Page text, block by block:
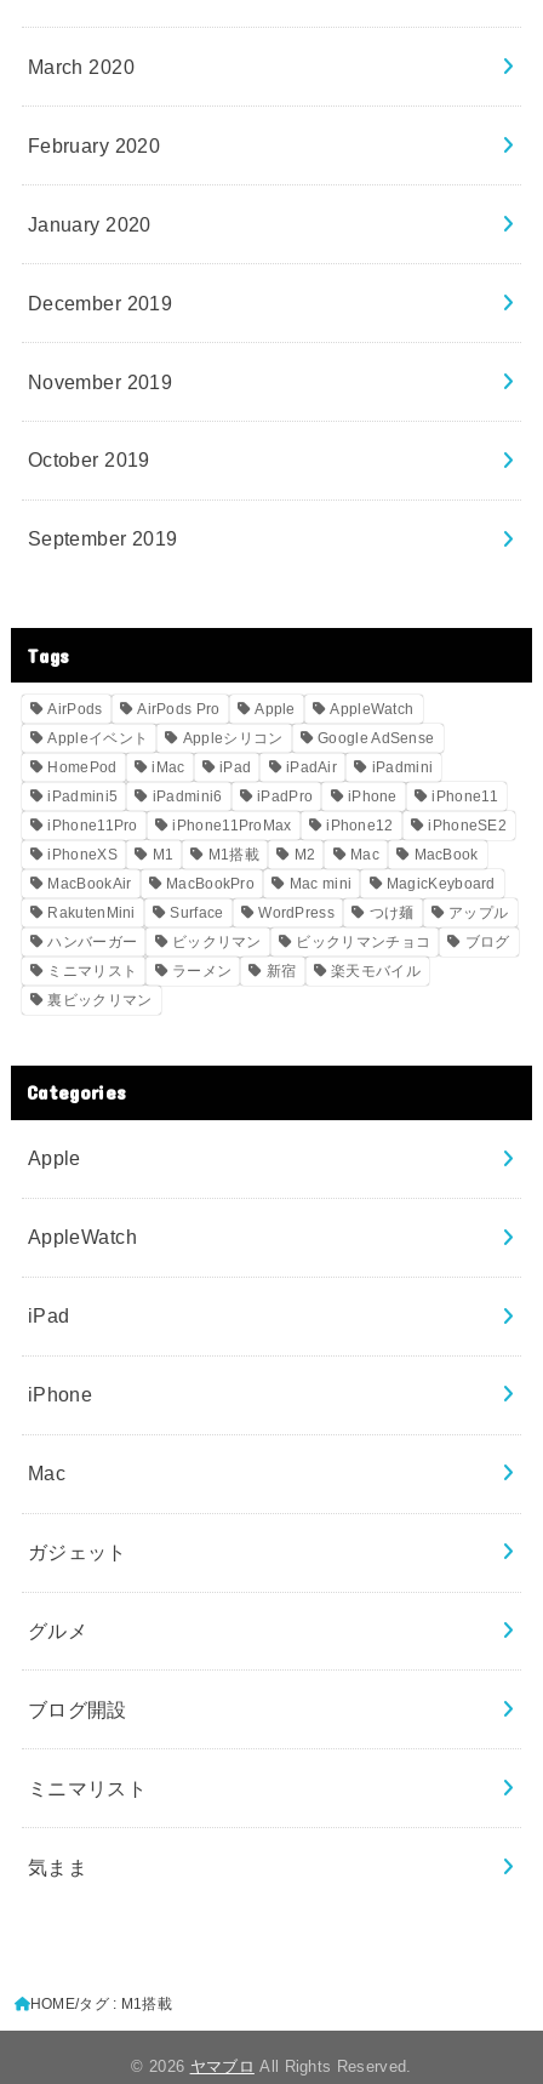
March 2020
February 2020
January 2020
December 2019
November 2019
October 2019
September 2019
Tags
AirPods AirPods Pro Apple
AppleWatch
Appleイベント
Appleシリコン
Google AdSense
HomePod
iMac iPad iPadAir
iPadmini
iPadmini5
iPadmini6 iPadPro iPhone
iPhone11
iPhone11Pro
iPhone11ProMax iPhone12
iPhoneSE2
iPhoneXS
M1 M1搭載 M2 Mac
MacBook
MacBookAir
MacBookPro Mac mini
MagicKeyboard
RakutenMini
Surface WordPress つけ麺
アップル
ハンバーガー
ビックリマン ビックリマンチョコ
ブログ
ミニマリスト
ラーメン 新宿
楽天モバイル
裏ビックリマン
Categories
Apple
AppleWatch
iPad
iPhone
Mac
ガジェット
グルメ
ブログ開設
ミニマリスト
気まま
HOME タグ : M1搭載
© 2026 ヤマブロ All Rights Reserved.